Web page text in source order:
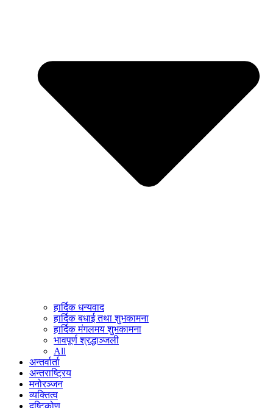
हार्दिक धन्यवाद
हार्दिक बधाई तथा शुभकामना
हार्दिक मंगलमय शुभकामना
भावपूर्ण श्रद्धाञ्जली
All
अन्तर्वार्ता
अन्तराष्ट्रिय
मनोरञ्जन
व्यक्तित्व